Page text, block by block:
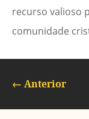
recurso valioso
comunidade
← Anterior